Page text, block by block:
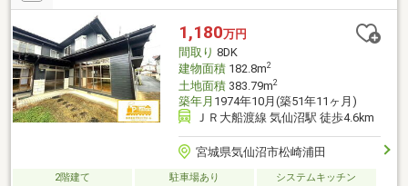
1,180万円
間取り 8DK
建物面積182.8m2
土地面積383.79m2
築年月 1974年10月(築51年11ヶ月)
ＪＲ大船渡線 気仙沼駅 徒歩4.6km
宮城県気仙沼市松崎浦田
2階建て 駐車場あり システムキッチン